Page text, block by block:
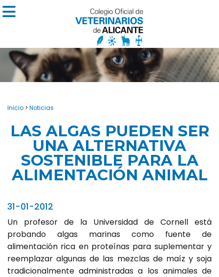
Inicio > Noticias
LAS ALGAS PUEDEN SER
UNA ALTERNATIVA
SOSTENIBLE PARA LA
ALIMENTACIÓN ANIMAL
31-01-2012
Un profesor de la Universidad de Cornell está
probando algas marinas como fuente de
alimentación rica en proteínas para suplementar y
reemplazar algunas de las mezclas de maíz y soja
tradicionalmente administradas a los animales de